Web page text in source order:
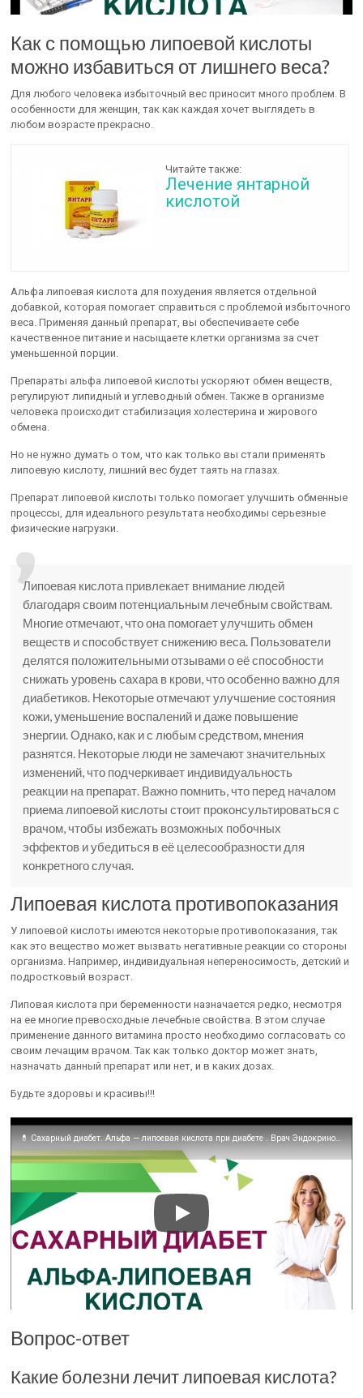
Как с помощью липоевой кислоты
можно избавиться от лишнего веса?
Для любого человека избыточный вес приносит много проблем. В
особенности для женщин, так как каждая хочет выглядеть в
любом возрасте прекрасно.
Читайте также:
Лечение янтарной
кислотой
Альфа липоевая кислота для похудения является отдельной
добавкой, которая помогает справиться с проблемой избыточного
веса. Применяя данный препарат, вы обеспечиваете себе
качественное питание и насыщаете клетки организма за счет
уменьшенной порции.
Препараты альфа липоевой кислоты ускоряют обмен веществ,
регулируют липидный и углеводный обмен. Также в организме
человека происходит стабилизация холестерина и жирового
обмена.
Но не нужно думать о том, что как только вы стали применять
липоевую кислоту, лишний вес будет таять на глазах.
Препарат липоевой кислоты только помогает улучшить обменные
процессы, для идеального результата необходимы серьезные
физические нагрузки.
Липоевая кислота привлекает внимание людей
благодаря своим потенциальным лечебным свойствам.
Многие отмечают, что она помогает улучшить обмен
веществ и способствует снижению веса. Пользователи
делятся положительными отзывами о её способности
снижать уровень сахара в крови, что особенно важно для
диабетиков. Некоторые отмечают улучшение состояния
кожи, уменьшение воспалений и даже повышение
энергии. Однако, как и с любым средством, мнения
разнятся. Некоторые люди не замечают значительных
изменений, что подчеркивает индивидуальность
реакции на препарат. Важно помнить, что перед началом
приема липоевой кислоты стоит проконсультироваться с
врачом, чтобы избежать возможных побочных
эффектов и убедиться в её целесообразности для
конкретного случая.
Липоевая кислота противопоказания
У липоевой кислоты имеются некоторые противопоказания, так
как это вещество может вызвать негативные реакции со стороны
организма. Например, индивидуальная непереносимость, детский и
подростковый возраст.
Липовая кислота при беременности назначается редко, несмотря
на ее многие превосходные лечебные свойства. В этом случае
применение данного витамина просто необходимо согласовать со
своим лечащим врачом. Так как только доктор может знать,
назначать данный препарат или нет, и в каких дозах.
Будьте здоровы и красивы!!!
💊 Сахарный диабет. Альфа — липоевая кислота при диабете . Врач Эндокринолог Диетолог Ольга Павлова
Вопрос-ответ
Какие болезни лечит липоевая кислота?